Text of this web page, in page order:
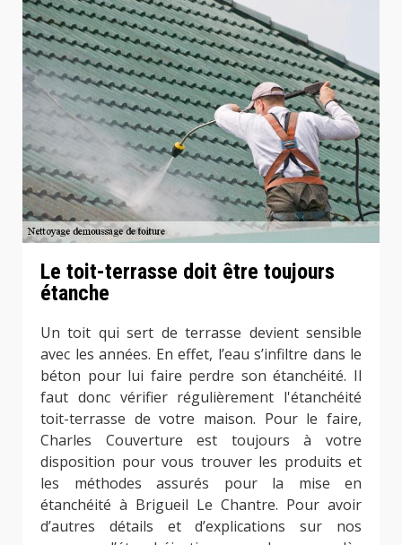
Le toit-terrasse doit être toujours
étanche
Un toit qui sert de terrasse devient sensible
avec les années. En effet, l’eau s’infiltre dans le
béton pour lui faire perdre son étanchéité. Il
faut donc vérifier régulièrement l'étanchéité
toit-terrasse de votre maison. Pour le faire,
Charles Couverture est toujours à votre
disposition pour vous trouver les produits et
les méthodes assurés pour la mise en
étanchéité à Brigueil Le Chantre. Pour avoir
d’autres détails et d’explications sur nos